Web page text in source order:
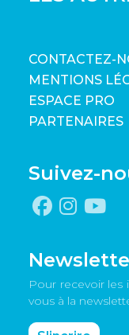
CONTACTEZ-
MENTIONS
ESPACE PRO
PARTENAIRES
Suivez-
Pour recevoir les
vous à la